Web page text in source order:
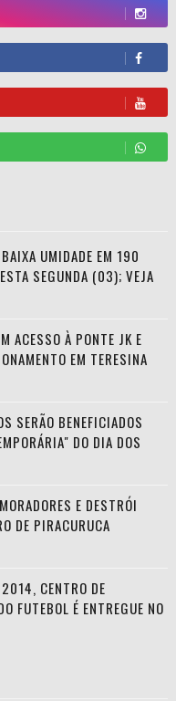
UMIDADE EM 190
SEGUNDA (03); VEJA
ACESSO À PONTE JK E
EM TERESINA
SERÃO BENEFICIADOS
DO DIA DOS
E DESTRÓI
DE PIRACURUCA
2014, CENTRO DE
FUTEBOL É ENTREGUE NO